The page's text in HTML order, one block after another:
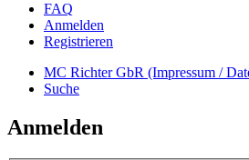
FAQ
Anmelden
Registrieren
MC Richter GbR (Impressum /
Suche
Anmelden